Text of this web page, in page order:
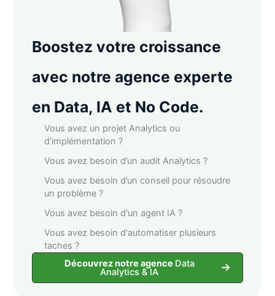
Boostez votre croissance
avec notre agence experte
en Data, IA et No Code.
Vous avez un projet Analytics ou
d’implémentation ?
Vous avez besoin d’un audit Analytics ?
Vous avez besoin d’un conseil pour résoudre
un problème ?
Vous avez besoin d'un agent IA ?
Vous avez besoin d'automatiser plusieurs
taches ?
Découvrez notre agence Data
Analytics & IA